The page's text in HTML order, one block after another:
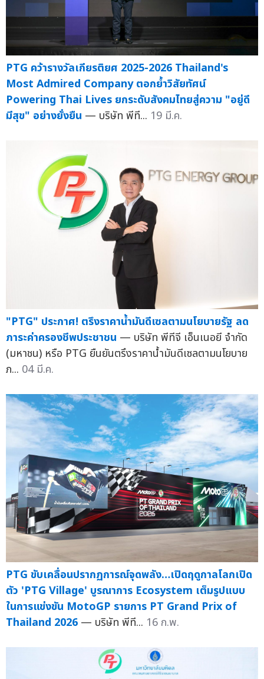
PTG คว้ารางวัลเกียรติยศ 2025-2026 Thailand's
Most Admired Company ตอกย้ำวิสัยทัศน์
Powering Thai Lives ยกระดับสังคมไทยสู่ความ "อยู่ดี
มีสุข" อย่างยั่งยืน — บริษัท พีที... 19 มี.ค.
"PTG" ประกาศ! ตรึงราคาน้ำมันดีเซลตามนโยบายรัฐ ลด
ภาระค่าครองชีพประชาชน — บริษัท พีทีจี เอ็นเนอยี จำกัด
(มหาชน) หรือ PTG ยืนยันตรึงราคาน้ำมันดีเซลตามนโยบาย
ภ... 04 มี.ค.
PTG ขับเคลื่อนปรากฏการณ์จุดพลัง…เปิดฤดูกาลโลกเปิด
ตัว 'PTG Village' บูรณาการ Ecosystem เต็มรูปแบบ
ในการแข่งขัน MotoGP รายการ PT Grand Prix of
Thailand 2026 — บริษัท พีที... 16 ก.พ.